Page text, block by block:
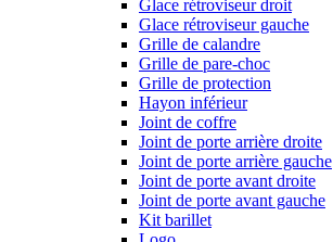
Glace rétroviseur droit
Glace rétroviseur gauche
Grille de calandre
Grille de pare-choc
Grille de protection
Hayon inférieur
Joint de coffre
Joint de porte arrière droite
Joint de porte arrière gauche
Joint de porte avant droite
Joint de porte avant gauche
Kit barillet